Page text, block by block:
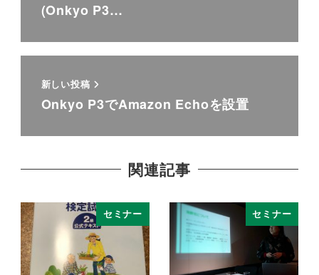
(Onkyo P3…
新しい投稿
Onkyo P3でAmazon Echoを設置
関連記事
セミナー セミナー